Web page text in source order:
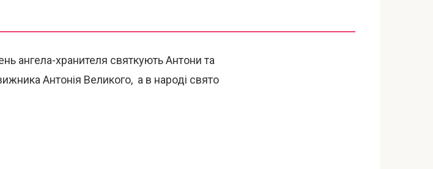
ангела-хранителя святкують Антони та
Антонія Великого, а в народі свято